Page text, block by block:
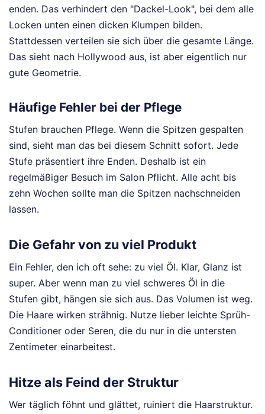
enden. Das verhindert den "Dackel-Look", bei dem alle
Locken unten einen dicken Klumpen bilden.
Stattdessen verteilen sie sich über die gesamte Länge.
Das sieht nach Hollywood aus, ist aber eigentlich nur
gute Geometrie.
Häufige Fehler bei der Pflege
Stufen brauchen Pflege. Wenn die Spitzen gespalten
sind, sieht man das bei diesem Schnitt sofort. Jede
Stufe präsentiert ihre Enden. Deshalb ist ein
regelmäßiger Besuch im Salon Pflicht. Alle acht bis
zehn Wochen sollte man die Spitzen nachschneiden
lassen.
Die Gefahr von zu viel Produkt
Ein Fehler, den ich oft sehe: zu viel Öl. Klar, Glanz ist
super. Aber wenn man zu viel schweres Öl in die
Stufen gibt, hängen sie sich aus. Das Volumen ist weg.
Die Haare wirken strähnig. Nutze lieber leichte Sprüh-
Conditioner oder Seren, die du nur in die untersten
Zentimeter einarbeitest.
Hitze als Feind der Struktur
Wer täglich föhnt und glättet, ruiniert die Haarstruktur.